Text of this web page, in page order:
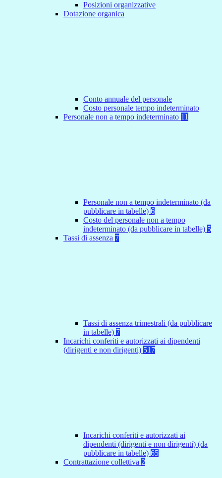
Posizioni organizzative
Dotazione organica
Conto annuale del personale
Costo personale tempo indeterminato
Personale non a tempo indeterminato 11
Personale non a tempo indeterminato (da
pubblicare in tabelle) 6
Costo del personale non a tempo
indeterminato (da pubblicare in tabelle) 5
Tassi di assenza 7
Tassi di assenza trimestrali (da pubblicare
in tabelle) 7
Incarichi conferiti e autorizzati ai dipendenti
(dirigenti e non dirigenti) 517
Incarichi conferiti e autorizzati ai
dipendenti (dirigenti e non dirigenti) (da
pubblicare in tabelle) 65
Contrattazione collettiva 2